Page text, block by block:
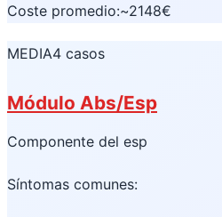
Coste promedio:~2148€
MEDIA4 casos
Módulo Abs/Esp
Componente del esp
Síntomas comunes: